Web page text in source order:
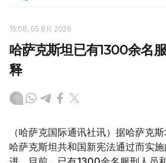
15:08, 05 8月 2026
哈萨克斯坦已有1300余名
释
（哈萨克国际通讯社讯）据哈萨克
哈萨克斯坦共和国新宪法通过而实